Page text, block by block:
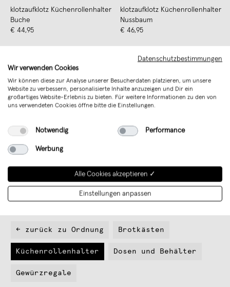
klotzaufklotz Küchenrollenhalter
Buche
€ 44,95
klotzaufklotz Küchenrollenhalter
Nussbaum
€ 46,95
klotzaufklotz Küchenrollenhalter
Eiche
← zurück zu Ordnung Brotkästen
Küchenrollenhalter Dosen und Behälter
Gewürzregale
Datenschutzbestimmungen
Wir verwenden Cookies
Wir können diese zur Analyse unserer Besucherdaten platzieren, um unsere
Website zu verbessern, personalisierte Inhalte anzuzeigen und Dir ein
großartiges Website-Erlebnis zu bieten. Für weitere Informationen zu den von
uns verwendeten Cookies öffne bitte die Einstellungen.
Notwendig Performance
Werbung
Alle Cookies akzeptieren ✓
Einstellungen anpassen